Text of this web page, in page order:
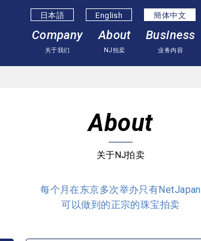
日本語 English 簡体中⽂
Company
关于我们
About
NJ拍卖
Business
业务内容
About
关于NJ拍卖
每个月在东京多次举办只有NetJapan
可以做到的正宗的珠宝拍卖